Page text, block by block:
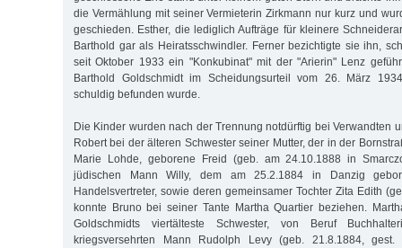
die Vermählung mit seiner Vermieterin Zirkmann nur kurz und
geschieden. Esther, die lediglich Aufträge für kleinere
Barthold gar als Heiratsschwindler. Ferner bezichtigte sie ihn,
seit Oktober 1933 ein "Konkubinat" mit der "Arierin" Lenz
Barthold Goldschmidt im Scheidungsurteil vom 26. März
schuldig befunden wurde.
Die Kinder wurden nach der Trennung notdürftig bei Verwandten
Robert bei der älteren Schwester seiner Mutter, der in der
Marie Lohde, geborene Freid (geb. am 24.10.1888 in
jüdischen Mann Willy, dem am 25.2.1884 in Danzig
Handelsvertreter, sowie deren gemeinsamer Tochter Zita Edith
konnte Bruno bei seiner Tante Martha Quartier beziehen.
Goldschmidts viertälteste Schwester, von Beruf
kriegsversehrten Mann Rudolph Levy (geb. 21.8.1884,